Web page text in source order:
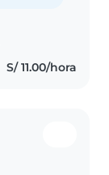
S/ 11.00/hora